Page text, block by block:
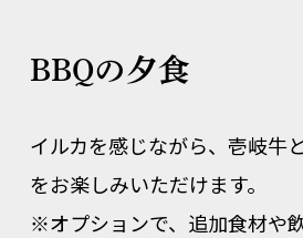
BBQの夕食
イルカを感じながら、壱岐牛
をお楽しみいただけます。
※オプションで、追加食材や